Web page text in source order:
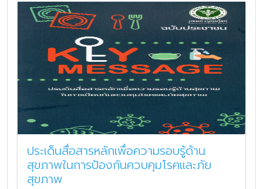
ประเด็นสื่อสารหลักเพื่อความรอบรู้ด้าน
สุขภาพในการป้องกันควบคุมโรคและภัย
สุขภาพ